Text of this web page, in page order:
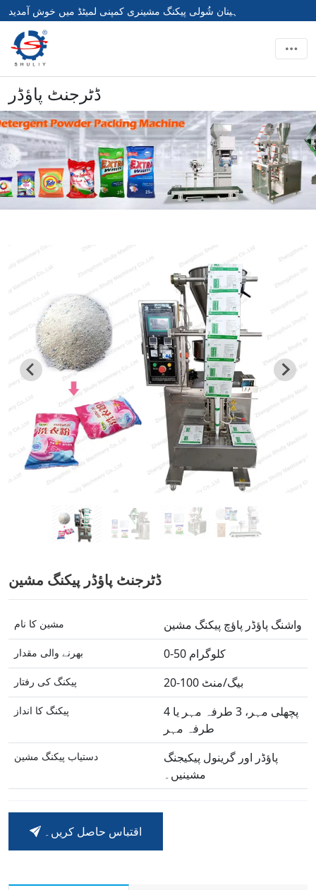
ہینان شُولی پیکنگ مشینری کمپنی لمیٹڈ میں خوش آمدید
ڈٹرجنٹ پاؤڈر
ڈٹرجنٹ پاؤڈر پیکنگ مشین
مشین کا نام واشنگ پاؤڈر پاؤچ پیکنگ مشین
بھرنے والی مقدار 0-50 کلوگرام
پیکنگ کی رفتار 20-100 بیگ/منٹ
پیکنگ کا انداز
پچھلی مہر، 3 طرفہ مہر یا 4
طرفہ مہر
دستیاب پیکنگ مشین
پاؤڈر اور گرینول پیکیجنگ
مشینیں۔
اقتباس حاصل کریں۔